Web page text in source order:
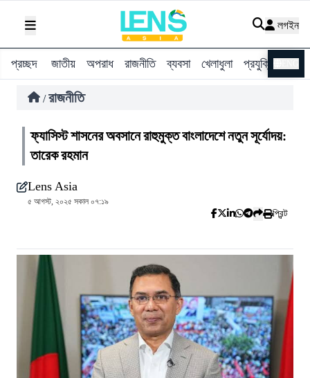
লগইন
প্রচ্ছদ জাতীয় অপরাধ রাজনীতি ব্যবসা খেলাধুলা প্রযুক্তি
/ রাজনীতি
ফ্যাসিস্ট শাসনের অবসানে রাহুমুক্ত বাংলাদেশে নতুন সূর্যোদয়:
তারেক রহমান
Lens Asia
৫ আগস্ট, ২০২৫ সকাল ০৭:১৯
প্রিন্ট